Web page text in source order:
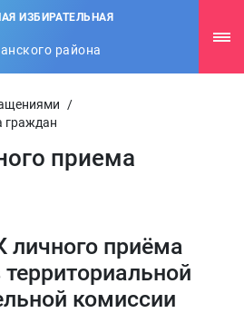
ИЗБИРАТЕЛЬНАЯ
района
/
граждан
приема
приёма
комиссии